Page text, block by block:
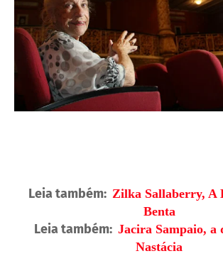
Leia também: Zilka Sallaberry, A
Benta
Leia também: Jacira Sampaio, a
Nastácia